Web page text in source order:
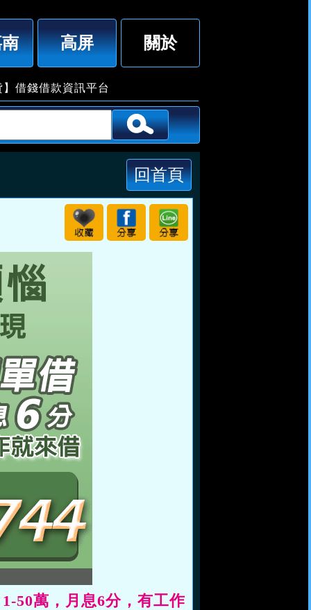
萬，月息6分，有工作一定借「即樂貸」
高屏 關於
借款資訊平台
回首頁
50萬，月息6分，有工作